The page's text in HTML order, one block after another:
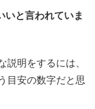
いと言われていま
説明をするには、
目安の数字だと思